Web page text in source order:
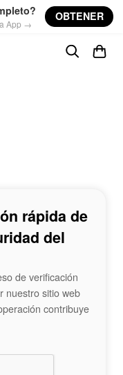
App →
OBTENER
rápida de
del
de verificación
nuestro sitio web
contribuye